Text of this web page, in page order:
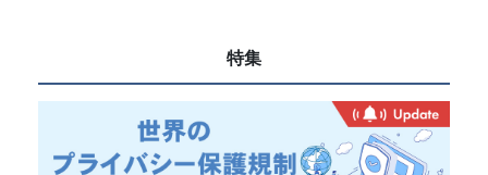
特集